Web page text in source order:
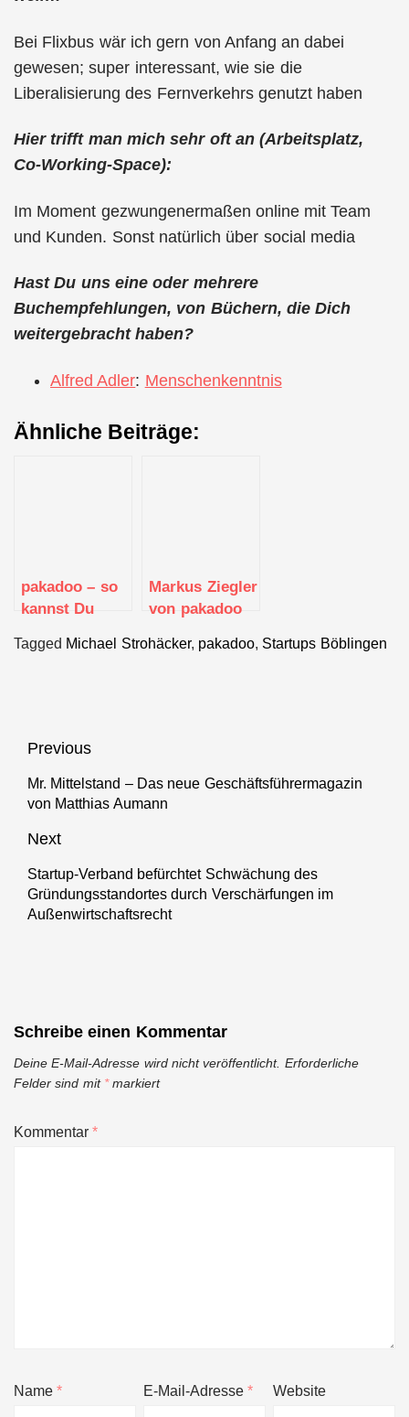
Bei Flixbus wär ich gern von Anfang an dabei
gewesen; super interessant, wie sie die
Liberalisierung des Fernverkehrs genutzt haben
Hier trifft man mich sehr oft an (Arbeitsplatz,
Co-Working-Space):
Im Moment gezwungenermaßen online mit Team
und Kunden. Sonst natürlich über social media
Hast Du uns eine oder mehrere
Buchempfehlungen, von Büchern, die Dich
weitergebracht haben?
Alfred Adler: Menschenkenntnis
Ähnliche Beiträge:
pakadoo – so
kannst Du
kontaktlos &
Markus Ziegler
von pakadoo
Tagged Michael Strohäcker, pakadoo, Startups Böblingen
Beitragsnavigation
Previous
Previous
post:
Mr. Mittelstand – Das neue Geschäftsführermagazin
von Matthias Aumann
Next
Next
post:
Startup-Verband befürchtet Schwächung des
Gründungsstandortes durch Verschärfungen im
Außenwirtschaftsrecht
Schreibe einen Kommentar
Deine E-Mail-Adresse wird nicht veröffentlicht. Erforderliche
Felder sind mit *markiert
Kommentar*
Name* E-Mail-Adresse* Website